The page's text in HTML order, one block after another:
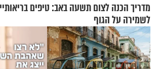
מדריך הכנה לצום תשעה באב: טיפים
לשמירה על הגוף